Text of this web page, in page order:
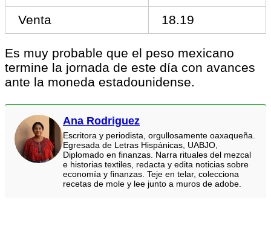
Venta
18.19
Es muy probable que el peso mexicano
termine la jornada de este día con avances
ante la moneda estadounidense.
Ana Rodriguez
Escritora y periodista, orgullosamente oaxaqueña.
Egresada de Letras Hispánicas, UABJO,
Diplomado en finanzas. Narra rituales del mezcal
e historias textiles, redacta y edita noticias sobre
economía y finanzas. Teje en telar, colecciona
recetas de mole y lee junto a muros de adobe.